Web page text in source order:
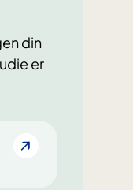
din
er